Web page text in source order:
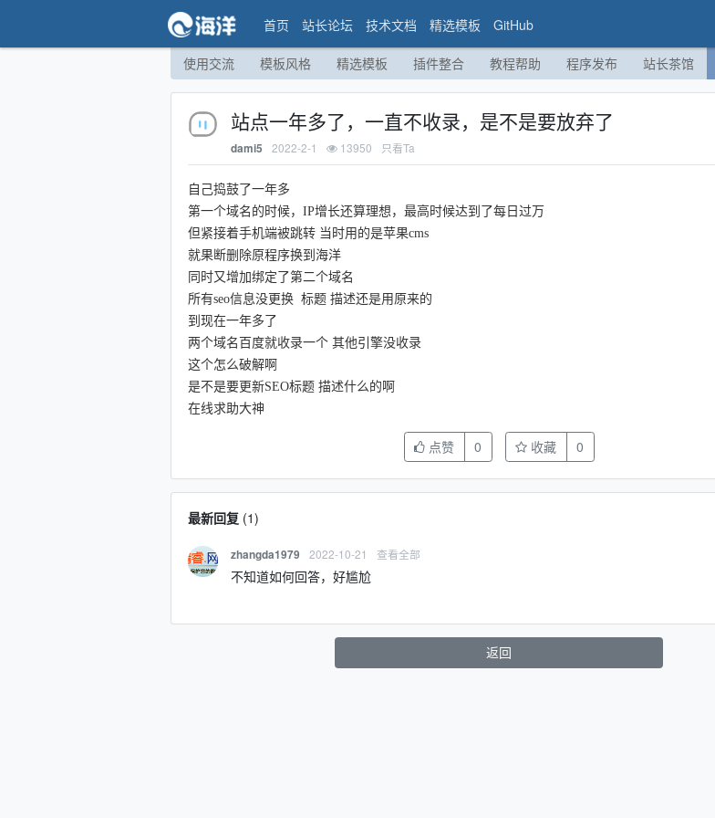
首页 站长论坛 技术文档 精选模板 GitHub
使用交流 模板风格 精选模板 插件整合 教程帮助 程序发布 站长茶馆
站点一年多了，一直不收录，是不是要放弃了
dami5 2022-2-1 13950 只看Ta
自己捣鼓了一年多
第一个域名的时候，IP增长还算理想，最高时候达到了每日过万
但紧接着手机端被跳转 当时用的是苹果cms
就果断删除原程序换到海洋
同时又增加绑定了第二个域名
所有seo信息没更换 标题 描述还是用原来的
到现在一年多了
两个域名百度就收录一个 其他引擎没收录
这个怎么破解啊
是不是要更新SEO标题 描述什么的啊
在线求助大神
点赞 0 收藏 0
最新回复(1)
zhangda1979 2022-10-21 查看全部
不知道如何回答，好尴尬
返回